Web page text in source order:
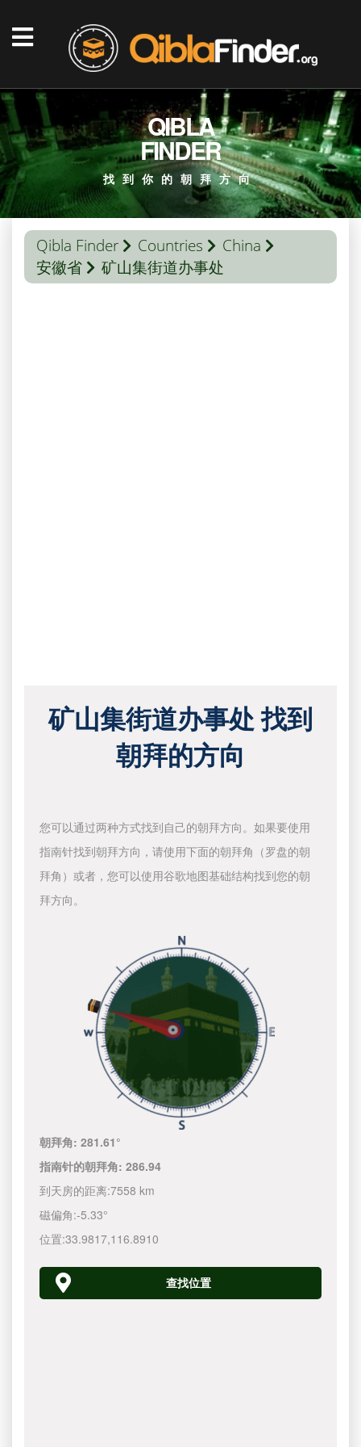
QIBLA
FINDER
找到你的朝拜方向
Qibla Finder Countries
China
安徽省
矿山集街道办事处
矿山集街道办事处 找到
朝拜的方向
您可以通过两种方式找到自己的朝拜方向。如果要使用
指南针找到朝拜方向，请使用下面的朝拜角（罗盘的朝
拜角）或者，您可以使用谷歌地图基础结构找到您的朝
拜方向。
朝拜角:281.61°
指南针的朝拜角:286.94
到天房的距离:7558 km
磁偏角:-5.33°
位置:33.9817,116.8910
查找位置